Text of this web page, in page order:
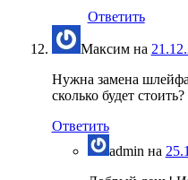
Ответить
Максимна
Нужна замена
сколько будет стоить?
Ответить
admin на